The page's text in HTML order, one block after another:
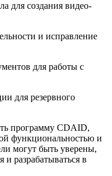
для создания видео-
и исправление
для работы с
для резервного
программу CDAID,
функциональностью и
могут быть уверены,
и разрабатываться в